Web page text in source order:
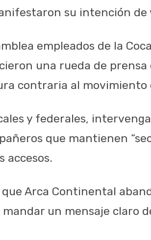
su intención de
empleados de la
una rueda de
contraria al movimiento
y federales,
que mantienen
accesos.
Arca Continental
un mensaje claro